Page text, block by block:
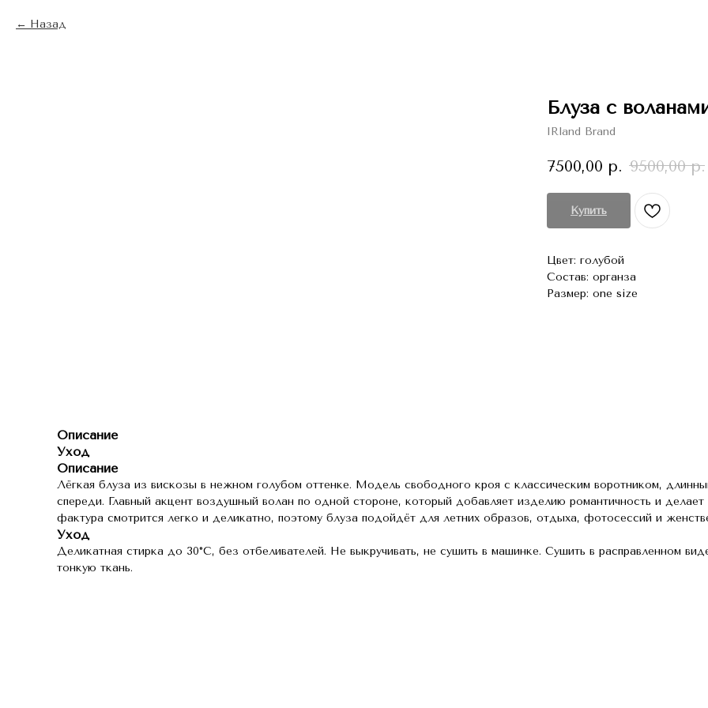
Назад
Блуза с
IRland Brand
7500,00 р. 9500,00 р.
Купить
Цвет: голубой
Состав: органза
Размер: one size
Описание
Уход
Описание
Лёгкая блуза из вискозы в нежном голубом оттенке. Модель свободного кроя с классическим воротником,
спереди. Главный акцент воздушный волан по одной стороне, который добавляет изделию романтичность и
фактура смотрится легко и деликатно, поэтому блуза подойдёт для летних образов, отдыха, фотосессий и
Уход
Деликатная стирка до 30°C, без отбеливателей. Не выкручивать, не сушить в машинке. Сушить в расправленном
тонкую ткань.